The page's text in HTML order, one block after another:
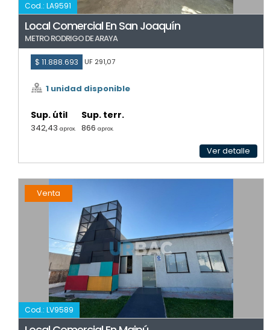
Cod.: LA9591
Local Comercial En San Joaquín
METRO RODRIGO DE ARAYA
$ 11.888.693 UF 291,07
1 unidad disponible
Sup. útil
342,43 aprox.
Sup. terr.
866aprox.
Ver detalle
Venta
Cod.: LV9589